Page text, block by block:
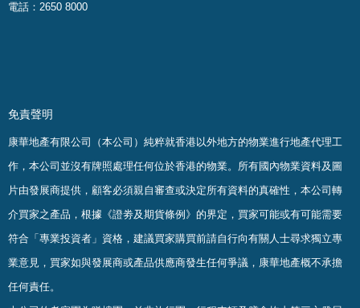
電話：2650 8000
免責聲明
康華地產有限公司（本公司）純粹就香港以外地方的物業進行地產代理工
作，本公司並沒有牌照處理任何位於香港的物業。 所有國內物業資料及圖
片由發展商提供，顧客必須親自審查或決定所有資料的真確性 ， 本公司轉
介買家之產品，根據《證劵及期貨條例》的界定，買家可能或有可能需要
符合「專業投資者」資格，建議買家購買前請自行向有關人士尋求獨立專
業意見，買家如與發展商或產品供應商發生任何爭議，康華地產概不承擔
任何責任。